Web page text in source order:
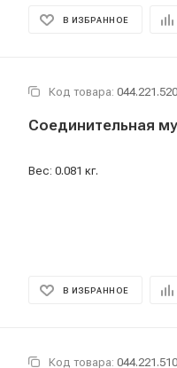
В ИЗБРАННОЕ
Код товара: 044.221.520
Соединительная
Вес: 0.081 кг.
В ИЗБРАННОЕ
Код товара: 044.221.510